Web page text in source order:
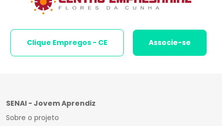
Clique Empregos - CE Associe-se
SENAI - Jovem Aprendiz
Sobre o projeto